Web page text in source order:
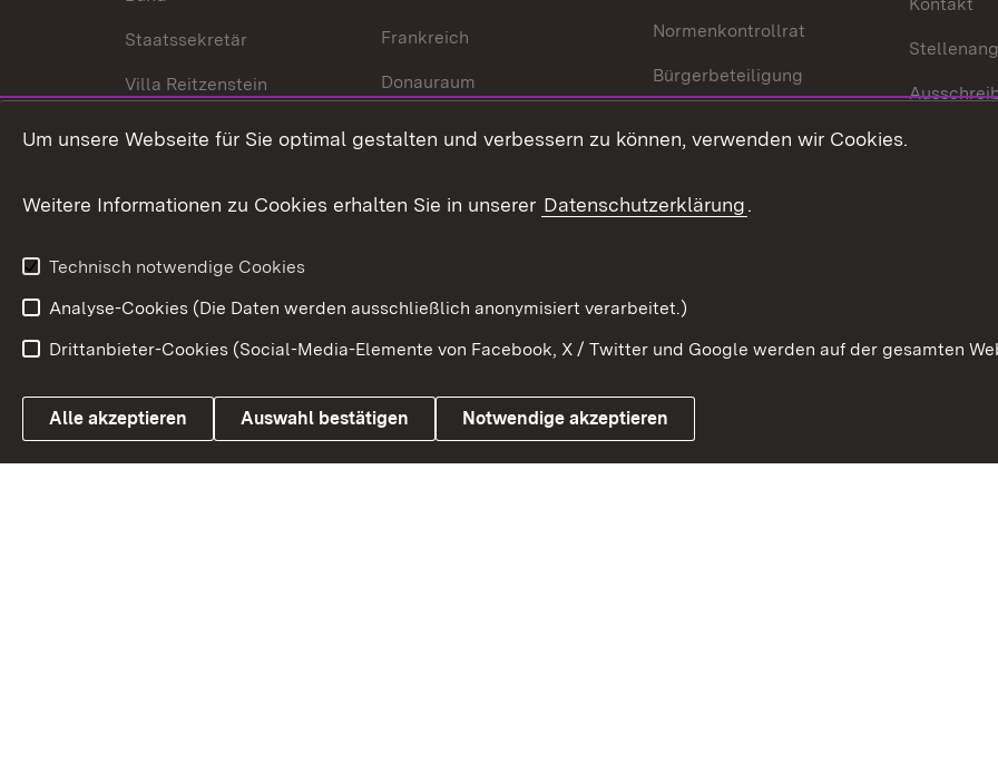
Staatssekretär
Villa Reitzenstein
Kontakt und Anfahrt
Frankreich
Donauraum
Dynamischer Europapool
Welt
Normenkontrollrat
Bürgerbeteiligung
Protokoll und
Link zum Landesportal
Impressum
Um unsere Webseite für Sie optimal gestalten und verbessern zu können, verwenden wir Cookies.
Weitere Informationen zu Cookies erhalten Sie in unserer Datenschutzerklärung.
Technisch notwendige Cookies
Analyse-Cookies (Die Daten werden ausschließlich anonymisiert verarbeitet.)
Drittanbieter-Cookies (Social-Media-Elemente von Facebook, X / Twitter und Google werden auf der gesamten
Alle akzeptieren Auswahl bestätigen Notwendige akzeptieren